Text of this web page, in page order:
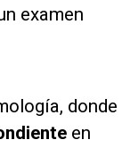
examen
donde
en